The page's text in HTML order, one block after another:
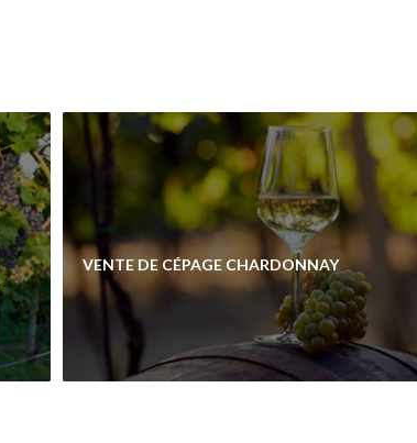
VENTE DE CÉPAGE CHARDONNAY